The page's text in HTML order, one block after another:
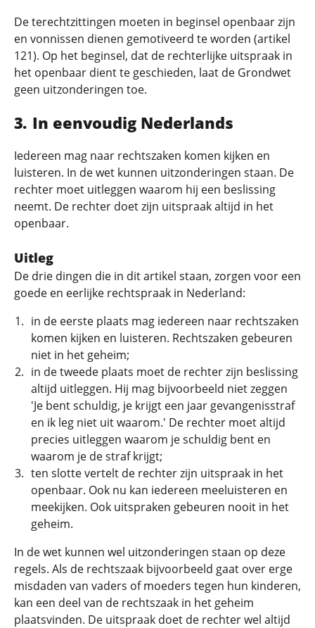
De terechtzittingen moeten in beginsel openbaar zijn
en vonnissen dienen gemotiveerd te worden (artikel
121). Op het beginsel, dat de rechterlijke uitspraak in
het openbaar dient te geschieden, laat de Grondwet
geen uitzonderingen toe.
In eenvoudig Nederlands
Iedereen mag naar rechtszaken komen kijken en
luisteren. In de wet kunnen uitzonderingen staan. De
rechter moet uitleggen waarom hij een beslissing
neemt. De rechter doet zijn uitspraak altijd in het
openbaar.
Uitleg
De drie dingen die in dit artikel staan, zorgen voor een
goede en eerlijke rechtspraak in Nederland:
in de eerste plaats mag iedereen naar rechtszaken
komen kijken en luisteren. Rechtszaken gebeuren
niet in het geheim;
in de tweede plaats moet de rechter zijn beslissing
altijd uitleggen. Hij mag bijvoorbeeld niet zeggen
'Je bent schuldig, je krijgt een jaar gevangenisstraf
en ik leg niet uit waarom.' De rechter moet altijd
precies uitleggen waarom je schuldig bent en
waarom je de straf krijgt;
ten slotte vertelt de rechter zijn uitspraak in het
openbaar. Ook nu kan iedereen meeluisteren en
meekijken. Ook uitspraken gebeuren nooit in het
geheim.
In de wet kunnen wel uitzonderingen staan op deze
regels. Als de rechtszaak bijvoorbeeld gaat over erge
misdaden van vaders of moeders tegen hun kinderen,
kan een deel van de rechtszaak in het geheim
plaatsvinden. De uitspraak doet de rechter wel altijd